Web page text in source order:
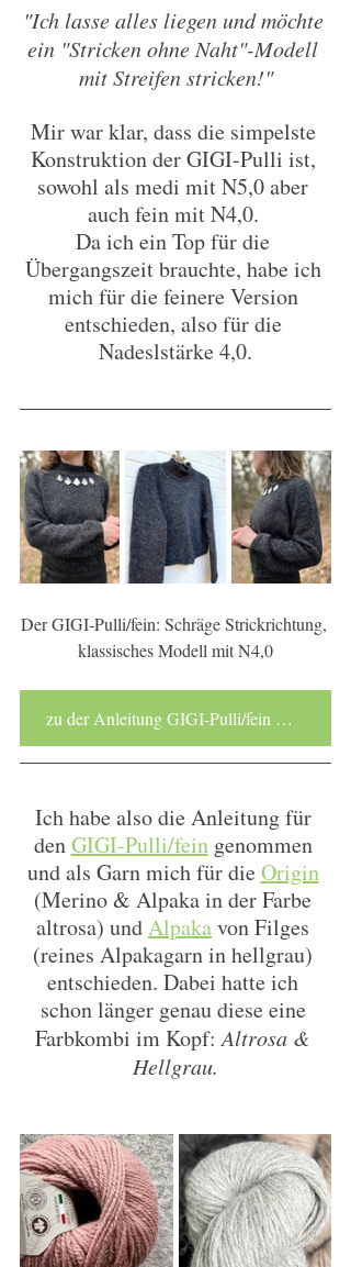
"Ich lasse alles liegen und möchte
ein "Stricken ohne Naht"-Modell
mit Streifen stricken!"
Mir war klar, dass die simpelste
Konstruktion der GIGI-Pulli ist,
sowohl als medi mit N5,0 aber
auch fein mit N4,0.
Da ich ein Top für die
Übergangszeit brauchte, habe ich
mich für die feinere Version
entschieden, also für die
Nadeslstärke 4,0.
Der GIGI-Pulli/fein: Schräge Strickrichtung,
klassisches Modell mit N4,0
zu der Anleitung GIGI-Pulli/fein mit N4,0
Ich habe also die Anleitung für
den GIGI-Pulli/fein genommen
und als Garn mich für die Origin
(Merino & Alpaka in der Farbe
altrosa) und Alpaka von Filges
(reines Alpakagarn in hellgrau)
entschieden. Dabei hatte ich
schon länger genau diese eine
Farbkombi im Kopf: Altrosa &
Hellgrau.